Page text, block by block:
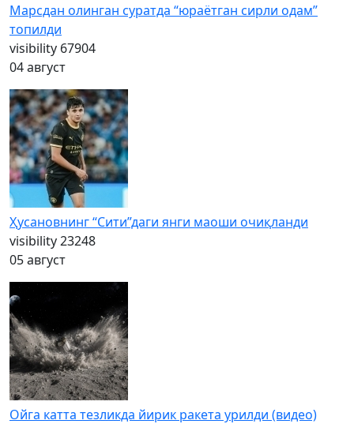
Марсдан олинган суратда “юраётган сирли одам”
топилди
visibility 67904
04 август
Ҳусановнинг “Сити”даги янги маоши очиқланди
visibility23248
05 август
Ойга катта тезликда йирик ракета урилди (видео)